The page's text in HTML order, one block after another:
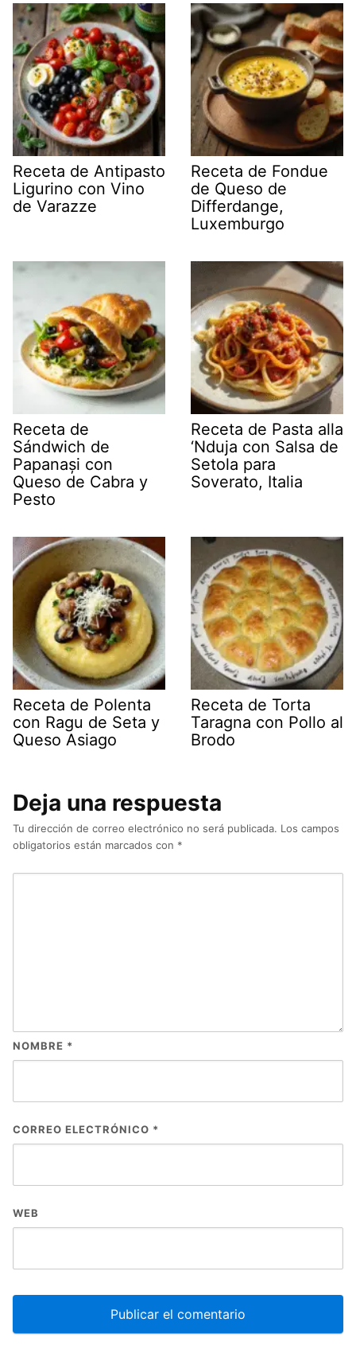
Receta de Antipasto
Ligurino con Vino
de Varazze
Receta de Fondue
de Queso de
Differdange,
Luxemburgo
Receta de
Sándwich de
Papanași con
Queso de Cabra y
Pesto
Receta de Pasta alla
‘Nduja con Salsa de
Setola para
Soverato, Italia
Receta de Polenta
con Ragu de Seta y
Queso Asiago
Receta de Torta
Taragna con Pollo al
Brodo
Deja una respuesta
Tu dirección de correo electrónico no será publicada. Los campos
obligatorios están marcados con *
NOMBRE *
CORREO ELECTRÓNICO *
WEB